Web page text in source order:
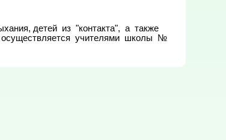
детей  из  "контакта",  а  также
осуществляется  учителями  школы  №